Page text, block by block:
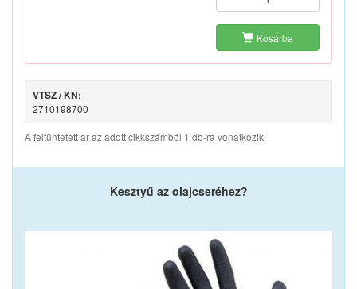
Kosárba
VTSZ / KN:
2710198700
A feltüntetett ár az adott cikkszámból 1 db-ra vonatkozik.
Kesztyű az olajcseréhez?